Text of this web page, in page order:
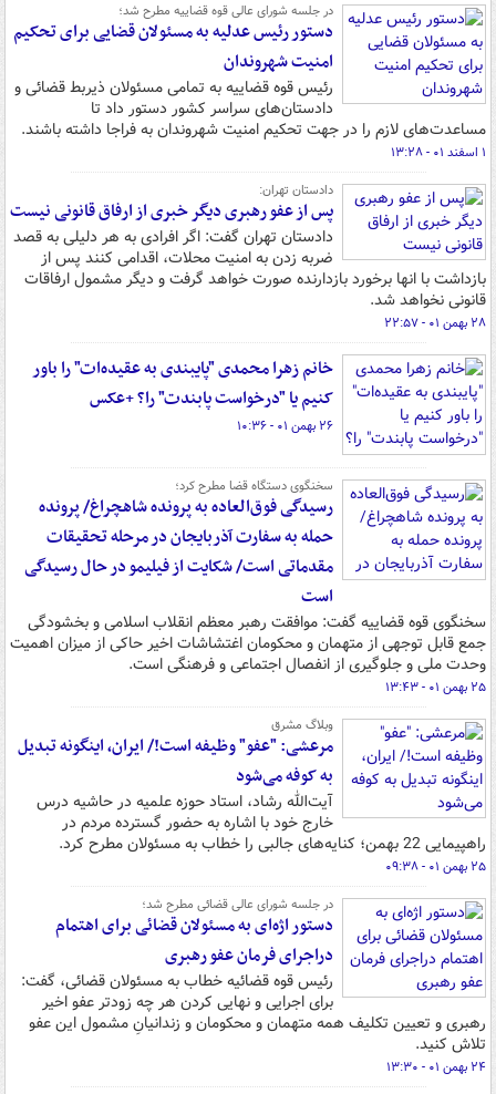
در جلسه شورای عالی قوه قضاییه مطرح شد؛
دستور رئیس عدلیه به مسئولان قضایی برای تحکیم
امنیت شهروندان
رئیس قوه قضاییه به تمامی مسئولان ذیربط قضائی و
دادستان‌های سراسر کشور دستور داد تا
مساعدت‌های لازم را در جهت تحکیم امنیت شهروندان به فراجا داشته باشند.
۱ اسفند ۰۱ - ۱۳:۲۸
دادستان تهران:
پس از عفو رهبری دیگر خبری از ارفاق قانونی نیست
دادستان تهران گفت: اگر افرادی به هر دلیلی به قصد
ضربه زدن به امنیت محلات، اقدامی کنند پس از
بازداشت با انها برخورد بازدارنده صورت خواهد گرفت و دیگر مشمول ارفاقات
قانونی نخواهد شد.
۲۸ بهمن ۰۱ - ۲۲:۵۷
خانم زهرا محمدی "پایبندی به عقیده‌ات" را باور
کنیم یا "درخواست پابندت" را؟ +عکس
۲۶ بهمن ۰۱ - ۱۰:۳۶
سخنگوی دستگاه قضا مطرح کرد؛
رسیدگی فوق‌العاده به پرونده شاهچراغ/ پرونده
حمله به سفارت آذربایجان در مرحله تحقیقات
مقدماتی است/ شکایت از فیلیمو در حال رسیدگی
است
سخنگوی قوه قضاییه گفت: موافقت رهبر معظم انقلاب اسلامی و بخشودگی
جمع قابل توجهی از متهمان و محکومان اغتشاشات اخیر حاکی از میزان اهمیت
وحدت ملی و جلوگیری از انفصال اجتماعی و فرهنگی است.
۲۵ بهمن ۰۱ - ۱۳:۴۳
وبلاگ مشرق
مرعشی: "عفو" وظیفه است!/ ایران، اینگونه تبدیل
به کوفه می‌شود
آیت‌الله رشاد، استاد حوزه علمیه در حاشیه درس
خارج خود با اشاره به حضور گسترده مردم در
راهپیمایی 22 بهمن؛ کنایه‌های جالبی را خطاب به مسئولان مطرح کرد.
۲۵ بهمن ۰۱ - ۰۹:۳۸
در جلسه شورای عالی قضائی مطرح شد؛
دستور اژه‌ای به مسئولان قضائی برای اهتمام
دراجرای فرمان عفو رهبری
رئیس قوه قضائیه خطاب به مسئولان قضائی، گفت:
برای اجرایی و نهایی کردن هر چه زودتر عفو اخیر
رهبری و تعیین تکلیف همه متهمان و محکومان و زندانیانِ مشمول این عفو
تلاش کنید.
۲۴ بهمن ۰۱ - ۱۳:۳۰